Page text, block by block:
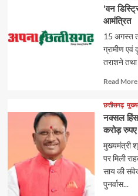
‘वन
आमंत्रित
15 अगस्त
ग्रामीण एवं
तराशने
Read More
छत्तीसगढ़
नक्सल
करोड़ रुपए
मुख्यमंत्री
पर मिली
साय की
पुनर्वास...